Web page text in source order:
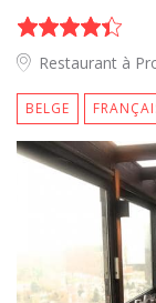
Restaurant à
BELGE